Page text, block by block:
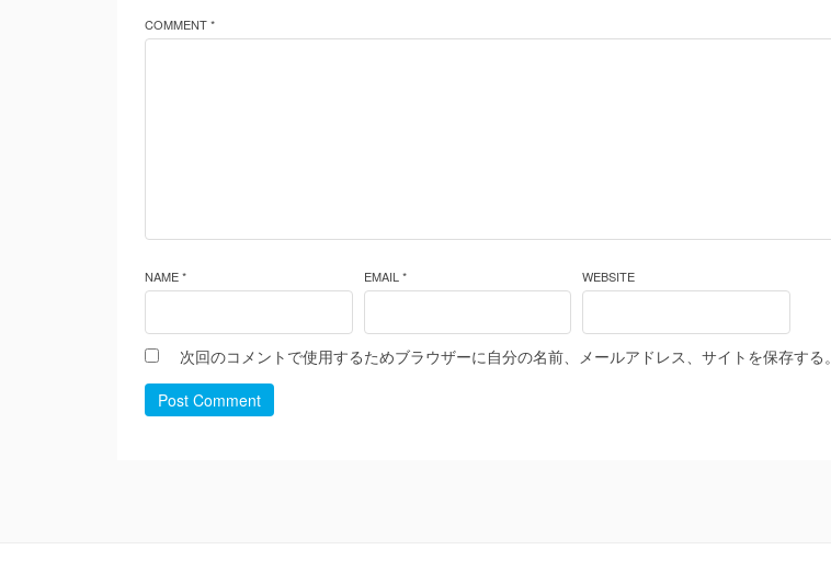
COMMENT *
NAME * EMAIL * WEBSITE
次回のコメントで使用するためブラウザーに自分の名前、メールアドレス、サイトを保存する。
Post Comment